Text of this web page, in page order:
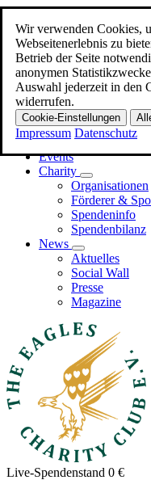
Wir verwenden Cookies,
Webseitenerlebnis zu
Betrieb der Seite
anonymen
Auswahl jederzeit in den
widerrufen.
Cookie-Einstellungen
Impressum Datenschutz
Zum Hauptinhalt
Menü
Home
Promi-EAGLES
Business-EAGLES
Events
Charity
Organisationen
Förderer &
Spendeninfo
Spendenbilanz
News
Aktuelles
Social Wall
Presse
Magazine
Live-Spendenstand 0 €